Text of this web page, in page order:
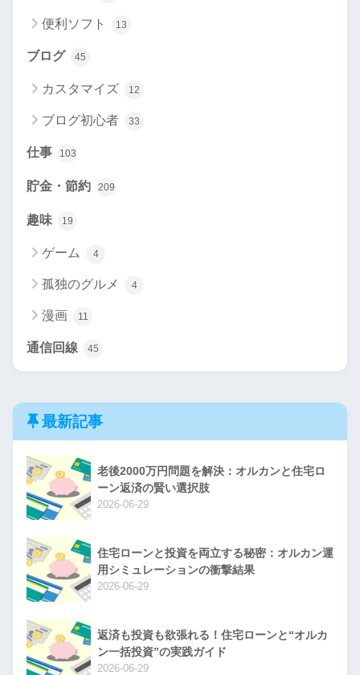
便利ソフト 13
ブログ 45
カスタマイズ 12
ブログ初心者 33
仕事 103
貯金・節約 209
趣味 19
ゲーム 4
孤独のグルメ 4
漫画 11
通信回線 45
最新記事
老後2000万円問題を解決：オルカンと住宅ロ
ーン返済の賢い選択肢
2026-06-29
住宅ローンと投資を両立する秘密：オルカン運
用シミュレーションの衝撃結果
2026-06-29
返済も投資も欲張れる！住宅ローンと“オルカ
ン一括投資”の実践ガイド
2026-06-29